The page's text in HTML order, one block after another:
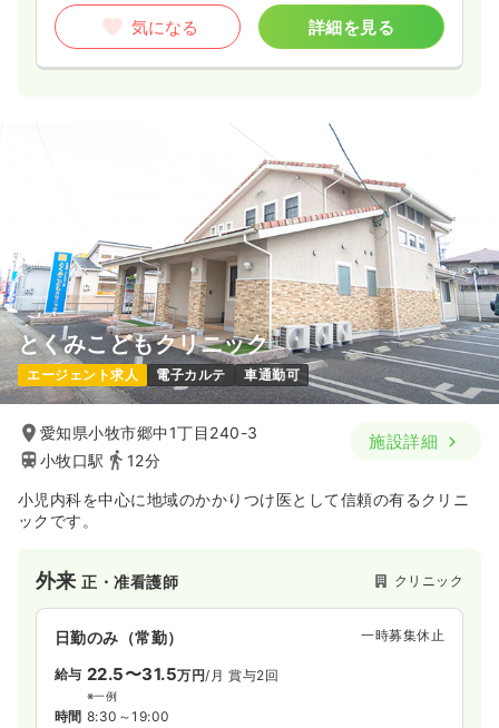
気になる 詳細を見る
とくみこどもクリニック
エージェント求人 電子カルテ 車通勤可
愛知県小牧市郷中1丁目240-3
小牧口駅
12分
施設詳細
小児内科を中心に地域のかかりつけ医として信頼の有るクリニ
ックです。
外来正・准看護師 クリニック
日勤のみ（常勤） 一時募集休止
給与 22.5〜31.5万円/月 賞与2回
※一例
時間 8:30～19:00